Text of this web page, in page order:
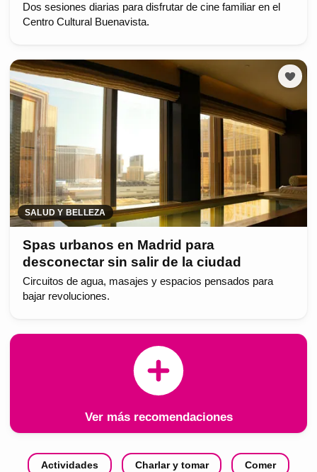
Dos sesiones diarias para disfrutar de cine familiar en el
Centro Cultural Buenavista.
SALUD Y BELLEZA
Spas urbanos en Madrid para
desconectar sin salir de la ciudad
Circuitos de agua, masajes y espacios pensados para
bajar revoluciones.
Ver más recomendaciones
Actividades Charlar y tomar Comer